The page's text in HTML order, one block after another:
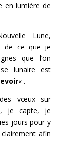
en lumière de
Lune,
de ce que je
que l’on
lunaire est
« .
des vœux sur
je capte, je
jours pour y
afin